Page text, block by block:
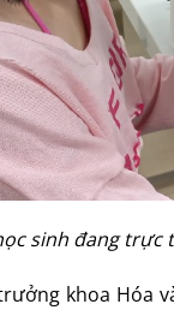
sinh đang
khoa